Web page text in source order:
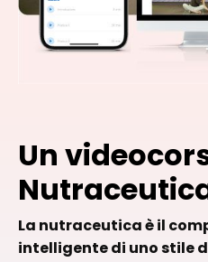
Un
La nutraceutica è il
intelligente di uno stile